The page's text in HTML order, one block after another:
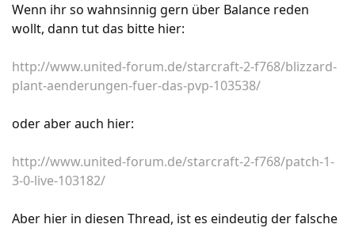
Wenn ihr so wahnsinnig gern über Balance reden
wollt, dann tut das bitte hier:
http://www.united-forum.de/starcraft-2-f768/blizzard-
plant-aenderungen-fuer-das-pvp-103538/
oder aber auch hier:
http://www.united-forum.de/starcraft-2-f768/patch-1-
3-0-live-103182/
Aber hier in diesen Thread, ist es eindeutig der falsche